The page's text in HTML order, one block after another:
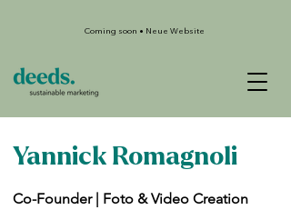
Coming soon • Neue Website
Yannick Romagnoli
Co-Founder | Foto & Video Creation